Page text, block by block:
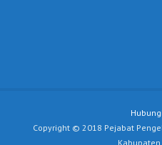
Copyright © 2018 Pejabat